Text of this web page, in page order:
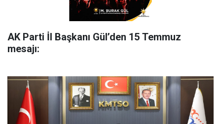
AK Parti İl Başkanı Gül’den 15 Temmuz
mesajı: